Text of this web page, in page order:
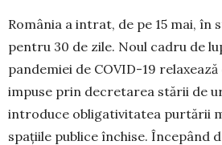
România a intrat, de pe 15 mai, în
pentru 30 de zile. Noul cadru de
pandemiei de COVID-19
impuse prin decretarea stării de
introduce obligativitatea purtării
spațiile publice închise. Începând